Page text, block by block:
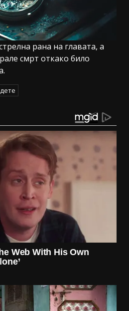
рана на главата, а
смрт откако било
дете